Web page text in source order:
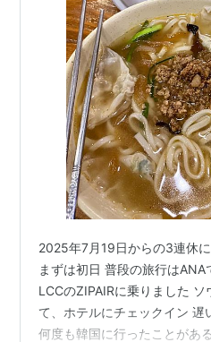
2025年7月19日からの3連休
まずは初日 普段の旅行は
LCCのZIPAIRに乗りました
て、ホテルにチェックイン 遅
何度も韓国に行ったことがあ